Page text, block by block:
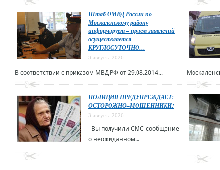
Штаб ОМВД России по
Москаленскому району
информирует – прием заявлений
осуществляется
КРУГЛОСУТОЧНО…
3 августа 2026
В соответствии с приказом МВД РФ от 29.08.2014...
ПОЛИЦИЯ ПРЕДУПРЕЖДАЕТ:
ОСТОРОЖНО–МОШЕННИКИ!
3 августа 2026
Вы получили СМС-сообщение
о неожиданном...